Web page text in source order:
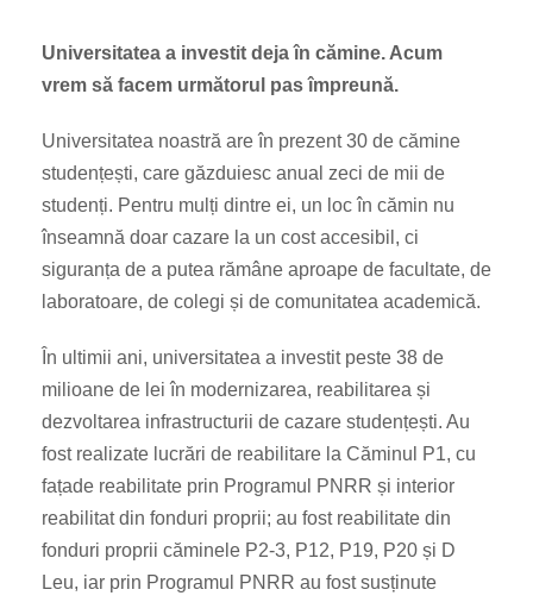
Universitatea a investit deja în cămine. Acum
vrem să facem următorul pas împreună.
Universitatea noastră are în prezent 30 de cămine
studențești, care găzduiesc anual zeci de mii de
studenți. Pentru mulți dintre ei, un loc în cămin nu
înseamnă doar cazare la un cost accesibil, ci
siguranța de a putea rămâne aproape de facultate, de
laboratoare, de colegi și de comunitatea academică.
În ultimii ani, universitatea a investit peste 38 de
milioane de lei în modernizarea, reabilitarea și
dezvoltarea infrastructurii de cazare studențești. Au
fost realizate lucrări de reabilitare la Căminul P1, cu
fațade reabilitate prin Programul PNRR și interior
reabilitat din fonduri proprii; au fost reabilitate din
fonduri proprii căminele P2-3, P12, P19, P20 și D
Leu, iar prin Programul PNRR au fost susținute